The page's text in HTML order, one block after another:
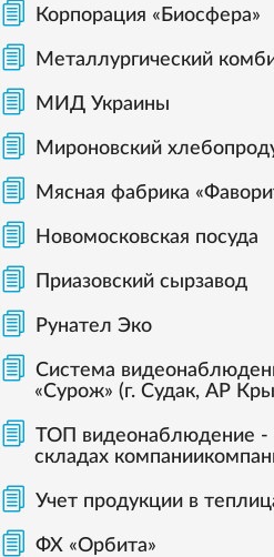
Корпорация «Биосфера»
Металлургический
МИД Украины
Мироновский
Мясная фабрика
Новомосковская посуда
Приазовский сырзавод
Рунател Эко
Система
«Сурож» (г. Судак, АР
ТОП видеонаблюдение -
складах
Учет продукции в
ФХ «Орбита»